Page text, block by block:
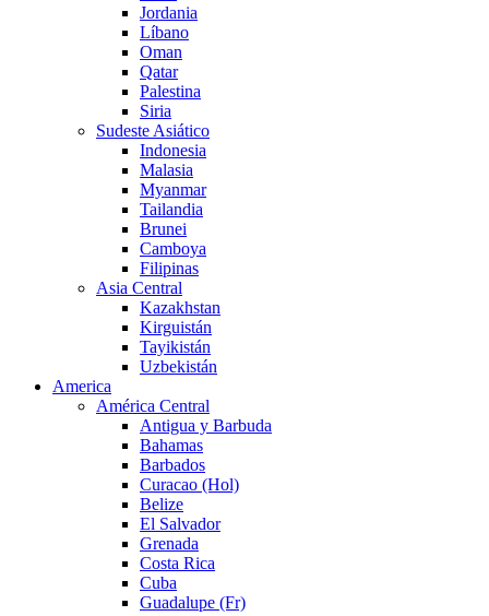
Jordania
Líbano
Oman
Qatar
Palestina
Siria
Sudeste Asiático
Indonesia
Malasia
Myanmar
Tailandia
Brunei
Camboya
Filipinas
Asia Central
Kazakhstan
Kirguistán
Tayikistán
Uzbekistán
America
América Central
Antigua y Barbuda
Bahamas
Barbados
Curacao (Hol)
Belize
El Salvador
Grenada
Costa Rica
Cuba
Guadalupe (Fr)